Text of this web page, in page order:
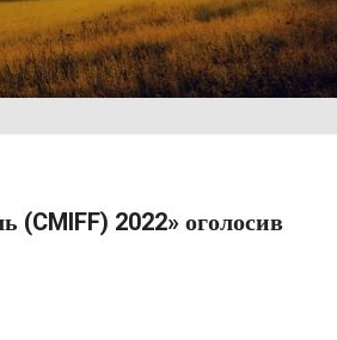
(CMIFF) 2022» оголосив